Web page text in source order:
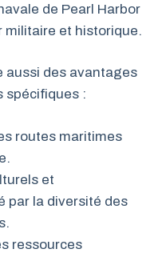
de Pearl Harbor
militaire et historique.
aussi des avantages
spécifiques :
routes maritimes
et
par la diversité des
ressources